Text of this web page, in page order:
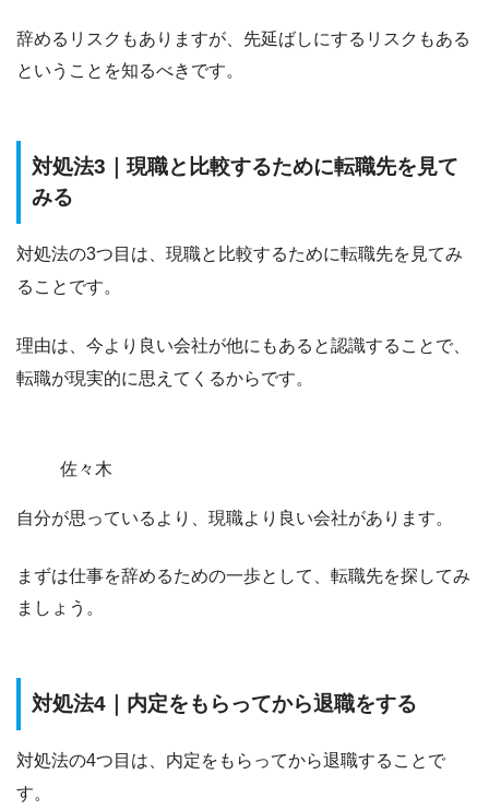
辞めるリスクもありますが、先延ばしにするリスクもある
ということを知るべきです。
対処法3｜現職と比較するために転職先を見て
みる
対処法の3つ目は、現職と比較するために転職先を見てみ
ることです。
理由は、 今より良い会社が他にもあると認識することで、
転職が現実的に思えてくるからです。
佐々木
自分が思っているより、現職より良い会社があります。
まずは仕事を辞めるための一歩として、転職先を探してみ
ましょう。
対処法4｜内定をもらってから退職をする
対処法の4つ目は、 内定をもらってから退職すること で
す。